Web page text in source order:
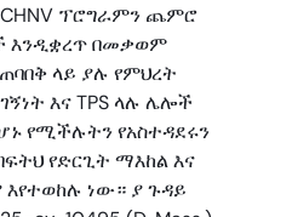
CHNV ፕሮግራምን ጨምሮ
እንዲቋረጥ በመቃወም
ላይ ያሉ የምህረት
እና TPS ላሉ ሌሎች
የሚችሉትን የአስተዳደሩን
የድርጊት ማእከል እና
ነው። ያ ጉዳይ